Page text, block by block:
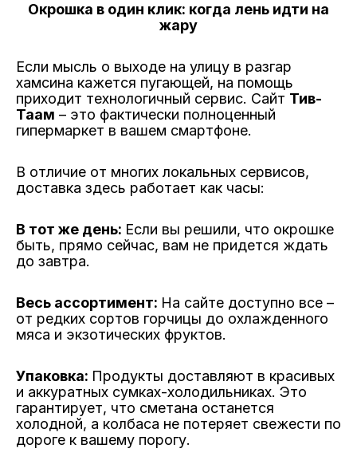
Окрошка в один клик: когда лень идти на
жару
Если мысль о выходе на улицу в разгар
хамсина кажется пугающей, на помощь
приходит технологичный сервис. Сайт Тив-
Таам – это фактически полноценный
гипермаркет в вашем смартфоне.
В отличие от многих локальных сервисов,
доставка здесь работает как часы:
В тот же день: Если вы решили, что окрошке
быть, прямо сейчас, вам не придется ждать
до завтра.
Весь ассортимент: На сайте доступно все –
от редких сортов горчицы до охлажденного
мяса и экзотических фруктов.
Упаковка: Продукты доставляют в красивых
и аккуратных сумках-холодильниках. Это
гарантирует, что сметана останется
холодной, а колбаса не потеряет свежести по
дороге к вашему порогу.